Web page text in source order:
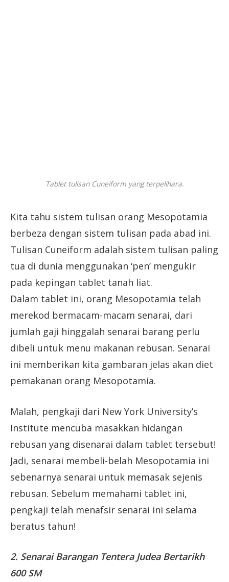
Tablet tulisan Cuneiform yang terpelihara.
Kita tahu sistem tulisan orang Mesopotamia
berbeza dengan sistem tulisan pada abad ini.
Tulisan Cuneiform adalah sistem tulisan paling
tua di dunia menggunakan ‘pen’ mengukir
pada kepingan tablet tanah liat.
Dalam tablet ini, orang Mesopotamia telah
merekod bermacam-macam senarai, dari
jumlah gaji hinggalah senarai barang perlu
dibeli untuk menu makanan rebusan. Senarai
ini memberikan kita gambaran jelas akan diet
pemakanan orang Mesopotamia.
Malah, pengkaji dari New York University’s
Institute mencuba masakkan hidangan
rebusan yang disenarai dalam tablet tersebut!
Jadi, senarai membeli-belah Mesopotamia ini
sebenarnya senarai untuk memasak sejenis
rebusan. Sebelum memahami tablet ini,
pengkaji telah menafsir senarai ini selama
beratus tahun!
2. Senarai Barangan Tentera Judea Bertarikh
600 SM